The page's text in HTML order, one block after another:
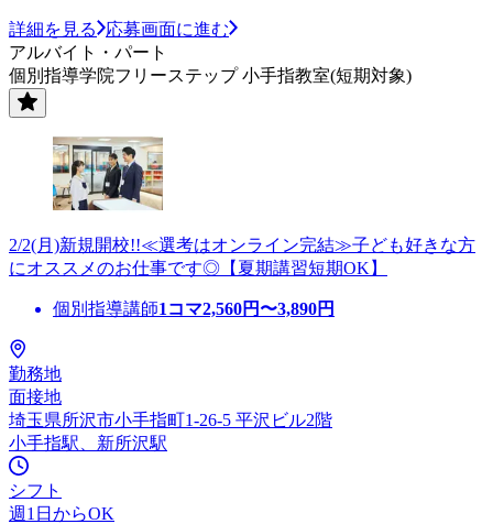
詳細を見る
応募画面に進む
アルバイト・パート
個別指導学院フリーステップ 小手指教室(短期対象)
2/2(月)新規開校!!≪選考はオンライン完結≫子ども好きな方
にオススメのお仕事です◎【夏期講習短期OK】
個別指導講師1コマ2,560円〜3,890円
勤務地
面接地
埼玉県所沢市小手指町1-26-5 平沢ビル2階
小手指駅、新所沢駅
シフト
週1日からOK